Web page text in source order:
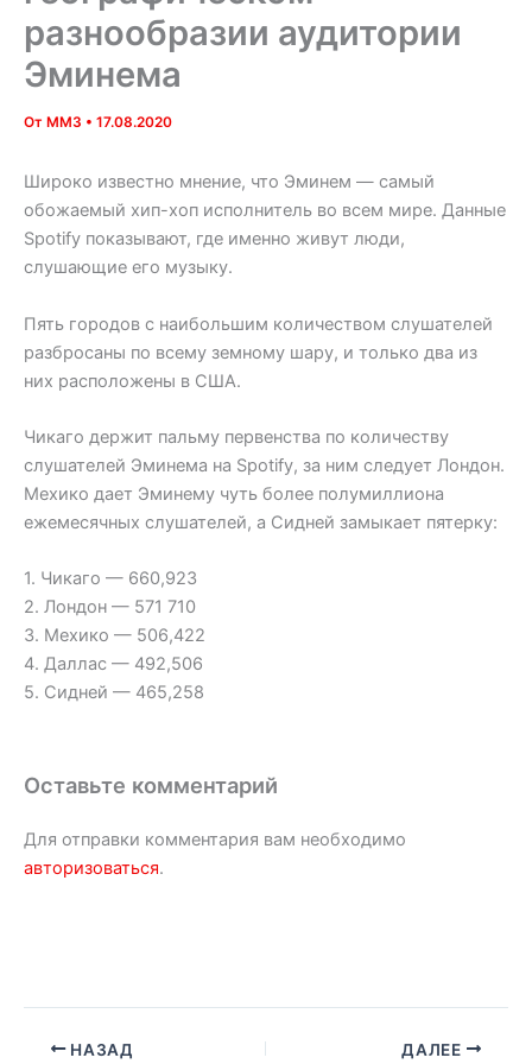
разнообразии аудитории
Эминема
От MM3 • 17.08.2020
Широко известно мнение, что Эминем — самый
обожаемый хип-хоп исполнитель во всем мире. Данные
Spotify показывают, где именно живут люди,
слушающие его музыку.
Пять городов с наибольшим количеством слушателей
разбросаны по всему земному шару, и только два из
них расположены в США.
Чикаго держит пальму первенства по количеству
слушателей Эминема на Spotify, за ним следует Лондон.
Мехико дает Эминему чуть более полумиллиона
ежемесячных слушателей, а Сидней замыкает пятерку:
1. Чикаго — 660,923
2. Лондон — 571 710
3. Мехико — 506,422
4. Даллас — 492,506
5. Сидней — 465,258
Оставьте комментарий
Для отправки комментария вам необходимо
авторизоваться.
НАЗАД ДАЛЕЕ